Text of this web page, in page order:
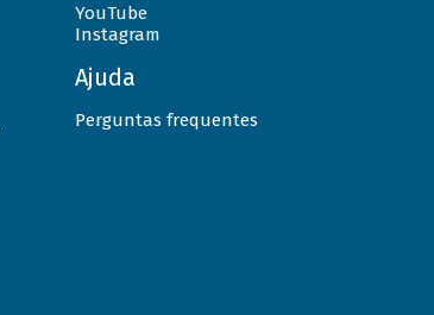
YouTube
Instagram
Ajuda
Perguntas frequentes